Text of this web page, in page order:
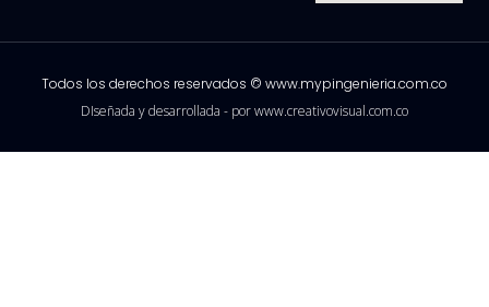
Todos los derechos reservados © www.mypingenieria.com.co
DIseñada y desarrollada - por www.creativovisual.com.co